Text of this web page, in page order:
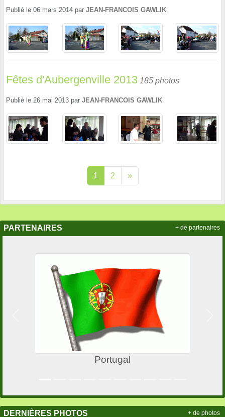
Publié le 06 mars 2014 par JEAN-FRANCOIS GAWLIK
Fêtes d'Aubergenville 2013 185 photos
Publié le 26 mai 2013 par JEAN-FRANCOIS GAWLIK
1 2 »
PARTENAIRES
Portugal
+ de partenaires
DERNIÈRES PHOTOS + de photos